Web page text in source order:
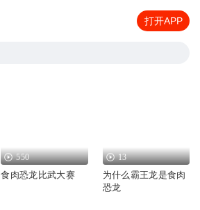
打开APP
550
食肉恐龙比武大赛
13
为什么霸王龙是食肉
恐龙